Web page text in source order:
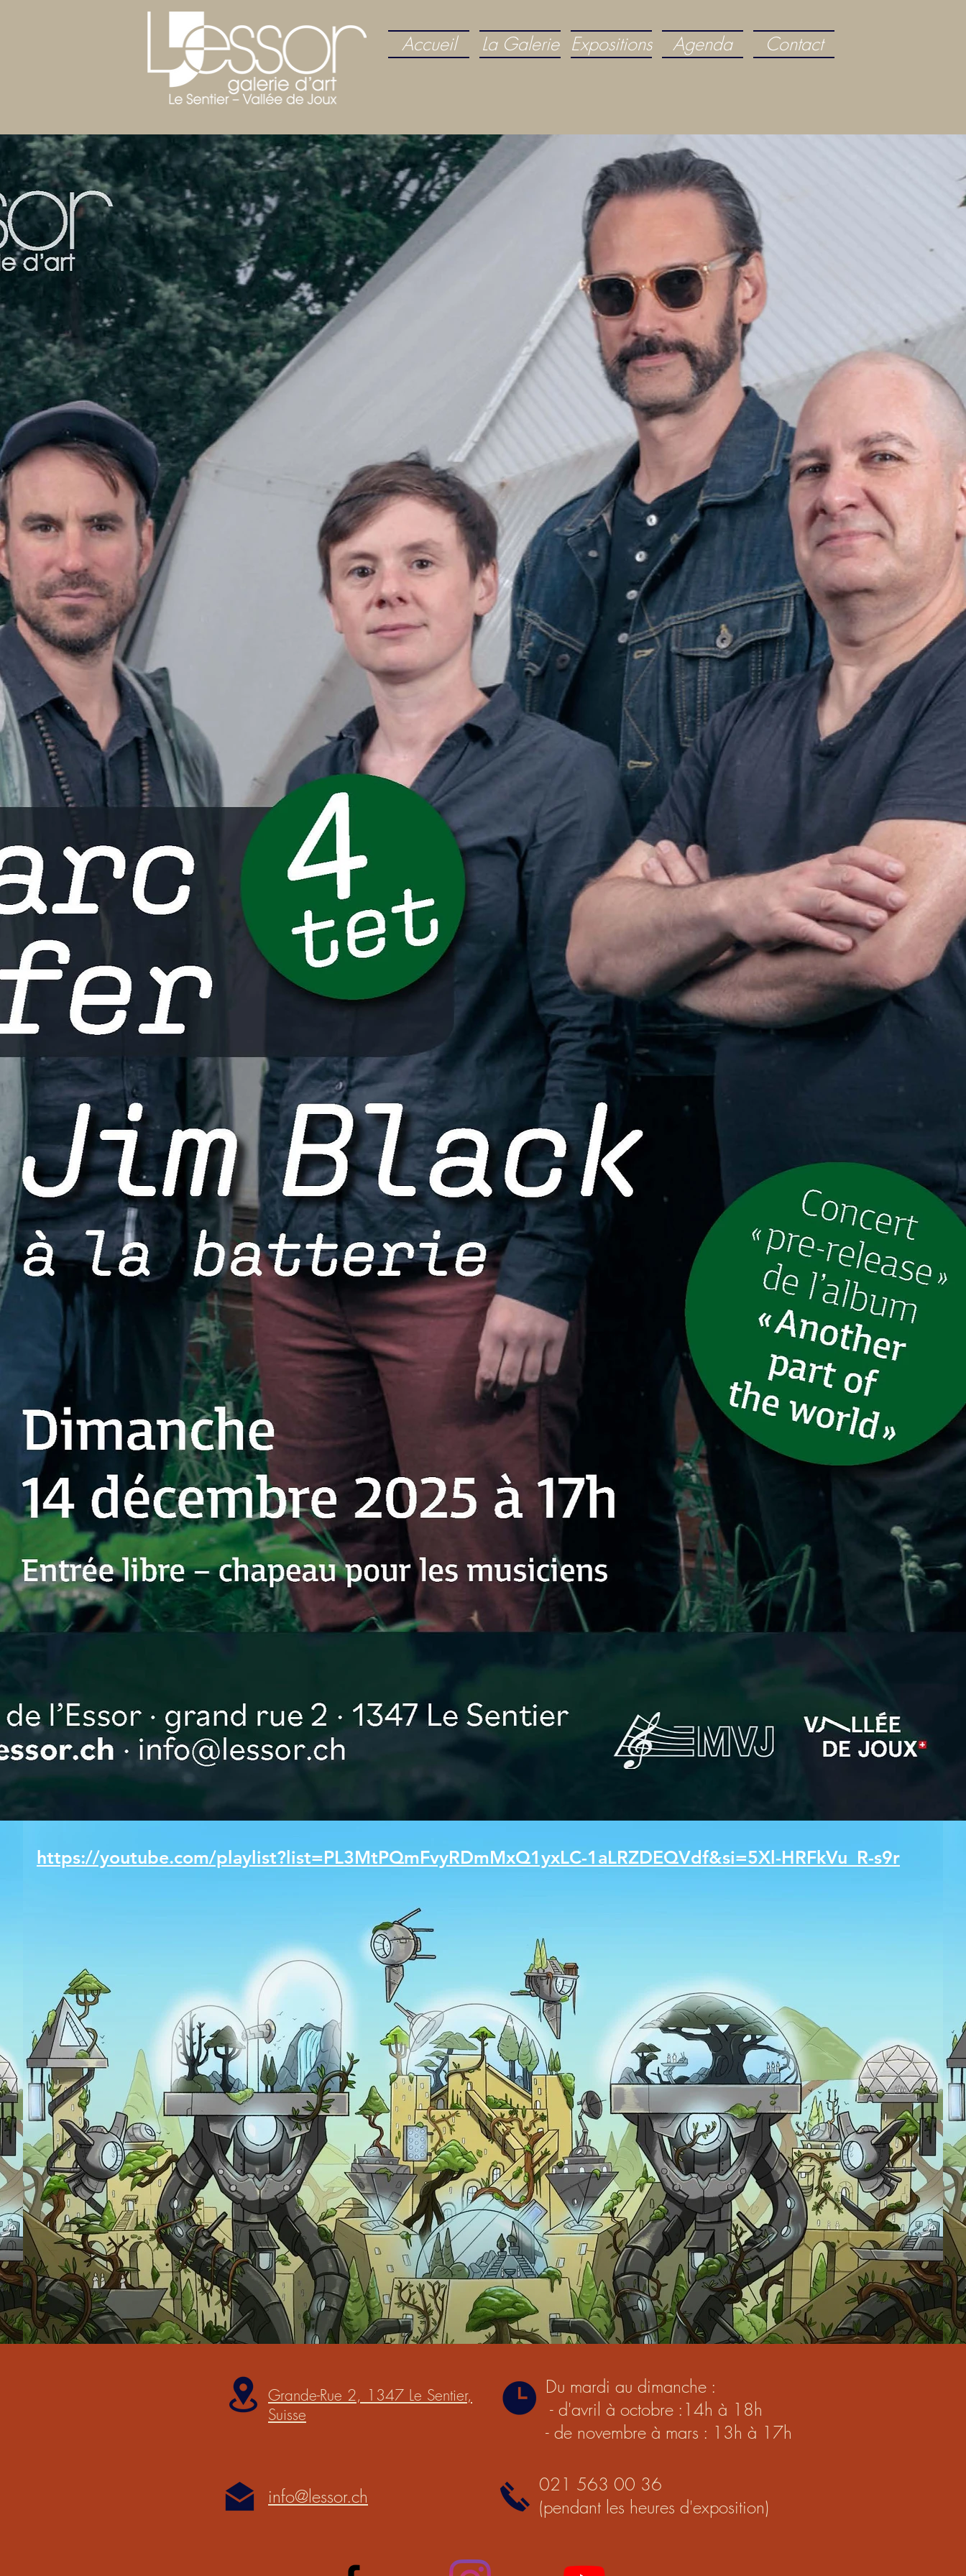
Accueil La Galerie Expositions Agenda Contact
https://youtube.com/playlist?list=PL3MtPQmFvyRDmMxQ1yxLC-1aLRZDEQVdf&si=5Xl-HRFkVu_R-s9r
Grande-Rue 2, 1347 Le Sentier,
Suisse
Du mardi au dimanche :
- d'avril à octobre :14h à 18h
- de novembre à mars : 13h à 17h
info@lessor.ch
021 563 00 36
(pendant les heures d'exposition)